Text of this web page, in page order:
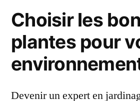
Choisir les
plantes pour
Devenir un expert en